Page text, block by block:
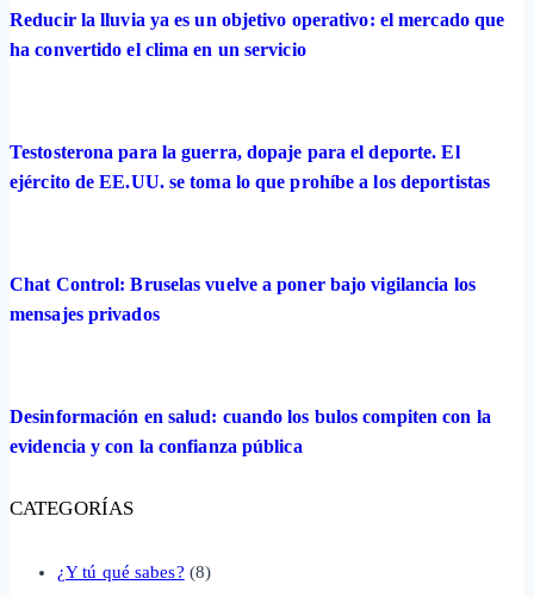
Reducir la lluvia ya es un objetivo operativo: el mercado que
ha convertido el clima en un servicio
Testosterona para la guerra, dopaje para el deporte. El
ejército de EE.UU. se toma lo que prohíbe a los deportistas
Chat Control: Bruselas vuelve a poner bajo vigilancia los
mensajes privados
Desinformación en salud: cuando los bulos compiten con la
evidencia y con la confianza pública
CATEGORÍAS
¿Y tú qué sabes? (8)